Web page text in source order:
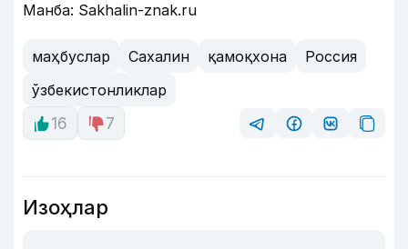
Манба: Sakhalin-znak.ru
маҳбуслар Сахалин қамоқхона
Россия
ўзбекистонликлар
16
7
Изоҳлар